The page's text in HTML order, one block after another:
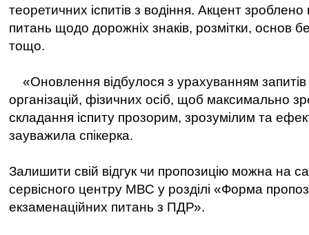
теоретичних іспитів з водіння. Акцент зроблено
питань щодо дорожніх знаків, розмітки, основ
тощо.
«Оновлення відбулося з урахуванням запитів
організацій, фізичних осіб, щоб максимально
складання іспиту прозорим, зрозумілим та
зауважила спікерка.
Залишити свій відгук чи пропозицію можна на
сервісного центру МВС у розділі «Форма
екзаменаційних питань з ПДР».